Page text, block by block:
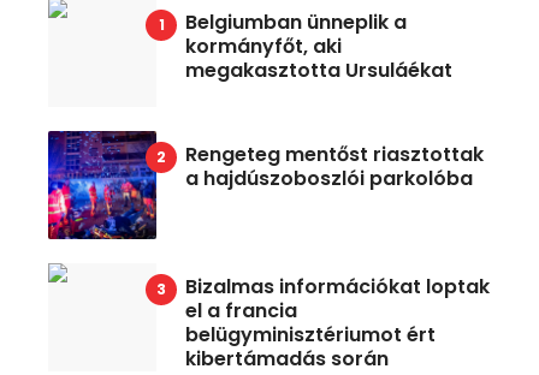
Belgiumban ünneplik a
kormányfőt, aki
megakasztotta Ursuláékat
Rengeteg mentőst riasztottak
a hajdúszoboszlói parkolóba
Bizalmas információkat loptak
el a francia
belügyminisztériumot ért
kibertámadás során